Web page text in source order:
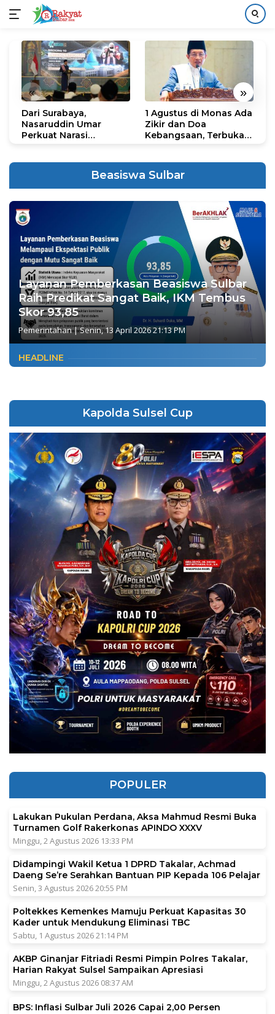
konten
« »
Dari Surabaya,
Nasaruddin Umar
Perkuat Narasi
1 Agustus di Monas Ada
Zikir dan Doa
Kebangsaan, Terbuka
Beasiswa Sulbar
Layanan Pemberkasan Beasiswa Sulbar
Raih Predikat Sangat Baik, IKM Tembus
Skor 93,85
Pemerintahan|Senin, 13 April 2026 21:13 PM
HEADLINE
Kapolda Sulsel Cup
POPULER
Lakukan Pukulan Perdana, Aksa Mahmud Resmi Buka
Turnamen Golf Rakerkonas APINDO XXXV
Minggu, 2 Agustus 2026 13:33 PM
Didampingi Wakil Ketua 1 DPRD Takalar, Achmad
Daeng Se’re Serahkan Bantuan PIP Kepada 106 Pelajar
Senin, 3 Agustus 2026 20:55 PM
Poltekkes Kemenkes Mamuju Perkuat Kapasitas 30
Kader untuk Mendukung Eliminasi TBC
Sabtu, 1 Agustus 2026 21:14 PM
AKBP Ginanjar Fitriadi Resmi Pimpin Polres Takalar,
Harian Rakyat Sulsel Sampaikan Apresiasi
Minggu, 2 Agustus 2026 08:37 AM
BPS: Inflasi Sulbar Juli 2026 Capai 2,00 Persen